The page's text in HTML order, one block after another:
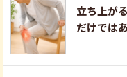
立ち上が
だけでは